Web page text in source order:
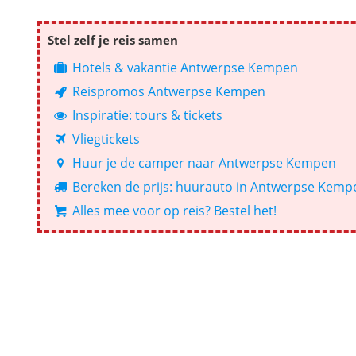
Stel zelf je reis samen
Hotels & vakantie Antwerpse Kempen
Reispromos Antwerpse Kempen
Inspiratie: tours & tickets
Vliegtickets
Huur je de camper naar Antwerpse Kempen
Bereken de prijs: huurauto in Antwerpse
Alles mee voor op reis? Bestel het!